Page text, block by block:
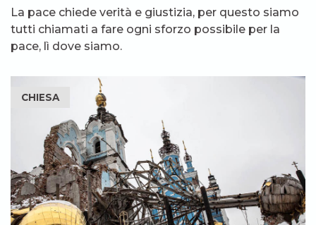
La pace chiede verità e giustizia, per questo siamo
tutti chiamati a fare ogni sforzo possibile per la
pace, lì dove siamo.
CHIESA